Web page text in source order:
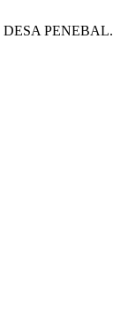
DESA PENEBAL.